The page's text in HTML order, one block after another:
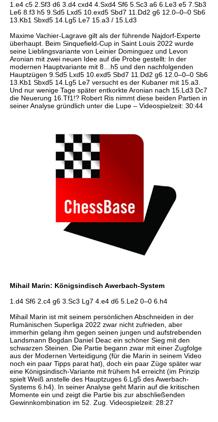
1.e4 c5 2.Sf3 d6 3.d4 cxd4 4.Sxd4 Sf6 5.Sc3 a6 6.Le3 e5 7.Sb3
Le6 8.f3 h5 9.Sd5 Lxd5 10.exd5 Sbd7 11.Dd2 g6 12.0–0–0 Sb6
13.Kb1 Sbxd5 14.Lg5 Le7 15.a3 / 15.Ld3
Maxime Vachier-Lagrave gilt als der führende Najdorf-Experte
überhaupt. Beim Sinquefield-Cup in Saint Louis 2022 wurde
seine Lieblingsvariante von Leinier Dominguez und Levon
Aronian mit zwei neuen Idee auf die Probe gestellt: In der
modernen Hauptvariante mit 8…h5 und den nachfolgenden
Hauptzügen 9.Sd5 Lxd5 10.exd5 Sbd7 11.Dd2 g6 12.0–0–0 Sb6
13.Kb1 Sbxd5 14.Lg5 Le7 versucht es der Kubaner mit 15.a3.
Und nur wenige Tage später entkorkte Aronian nach 15.Ld3 Dc7
die Neuerung 16.Tf1!? Robert Ris nimmt diese beiden Partien in
seiner Analyse gründlich unter die Lupe – Videospielzeit: 30:44
Mihail Marin: Königsindisch Awerbach-System
1.d4 Sf6 2.c4 g6 3.Sc3 Lg7 4.e4 d6 5.Le2 0–0 6.h4
Mihail Marin ist mit seinem persönlichen Abschneiden in der
Rumänischen Superliga 2022 zwar nicht zufrieden, aber
immerhin gelang ihm gegen seinen jungen und aufstrebenden
Landsmann Bogdan Daniel Deac ein schöner Sieg mit den
schwarzen Steinen. Die Partie begann zwar mit einer Zugfolge
aus der Modernen Verteidigung (für die Marin in seinem Video
noch ein paar Tipps parat hat), doch ein paar Züge später war
eine Königsindisch-Variante mit frühem h4 erreicht (im Prinzip
spielt Weiß anstelle des Hauptzuges 6.Lg5 des Awerbach-
Systems 6.h4). In seiner Analyse geht Marin auf die kritischen
Momente ein und zeigt die Partie bis zur abschließenden
Gewinnkombination im 52. Zug. Videospielzeit: 28:27